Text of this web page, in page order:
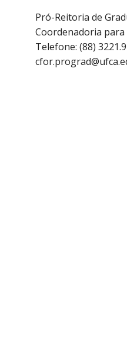
Pró-Reitoria de
Coordenadoria
Telefone: (88)